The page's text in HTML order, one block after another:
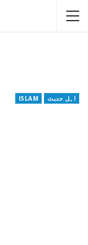
ISLAM اہل حدیث